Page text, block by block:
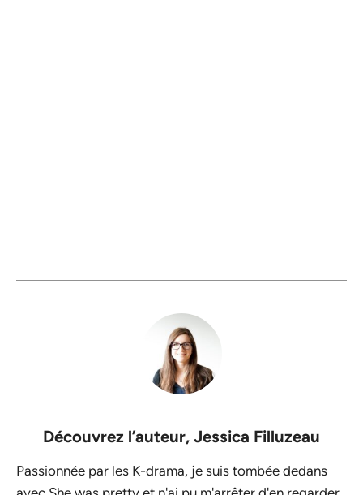
Découvrez l’auteur, Jessica Filluzeau
Passionnée par les K-drama, je suis tombée dedans